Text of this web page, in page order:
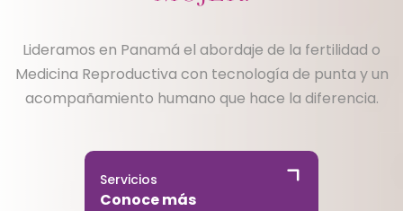
Lideramos en Panamá el abordaje de la fertilidad o
Medicina Reproductiva con tecnología de punta y un
acompañamiento humano que hace la diferencia.
Servicios
Conoce más